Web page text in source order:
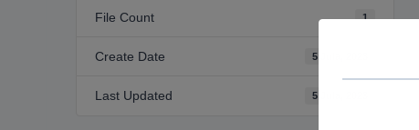
File Count 1
Create Date 5 Jula, 2023
Last Updated 5 Jula, 2023